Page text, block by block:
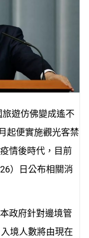
旅遊仿佛變成遙不
起便實施觀光客禁
情後時代，目前
）日公布相關消
政府針對邊境管
境人數將由現在